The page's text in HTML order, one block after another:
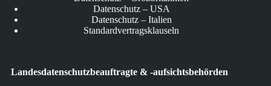
Datenschutz – USA
Datenschutz – Italien
Standardvertragsklauseln
Landesdatenschutzbeauftragte & -aufsichtsbehörden